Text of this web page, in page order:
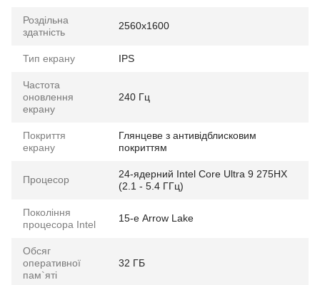
Роздільна
здатність
2560x1600
Тип екрану IPS
Частота
оновлення
екрану
240 Гц
Покриття
екрану
Глянцеве з антивідблисковим
покриттям
Процесор
24-ядерний Intel Core Ultra 9 275HX
(2.1 - 5.4 ГГц)
Покоління
процесора Intel
15-е Arrow Lake
Обсяг
оперативної
пам`яті
32 ГБ